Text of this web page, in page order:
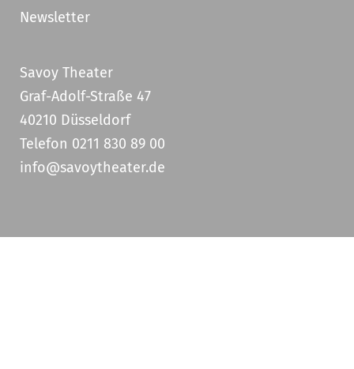
Newsletter
Savoy Theater
Graf-Adolf-Straße 47
40210 Düsseldorf
Telefon 0211 830 89 00
info@savoytheater.de